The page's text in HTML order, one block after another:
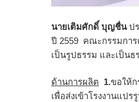
นายเติมศักดิ์ บุญชื่นป
ปี 2559 คณะกรรมกา
เป็นรูปธรรม และเป็น
ด้านการผลิต 1.ขอให้ก
เพื่อส่งเข้าโรงงานแป